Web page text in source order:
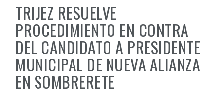
TRIJEZ RESUELVE
PROCEDIMIENTO EN CONTRA
DEL CANDIDATO A PRESIDENTE
MUNICIPAL DE NUEVA ALIANZA
EN SOMBRERETE